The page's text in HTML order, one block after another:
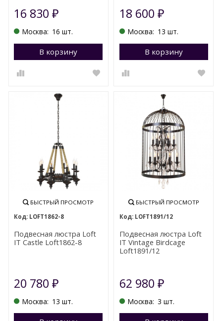
16 830₽
Москва: 16 шт.
В корзину Перейти в корзину
18 600 ₽
Москва: 13 шт.
В корзину
БЫСТРЫЙ ПРОСМОТР
LOFT1862-8
Подвесная люстра Loft
IT Castle Loft1862-8
20 780₽
Москва: 13 шт.
БЫСТРЫЙ ПРОСМОТР
LOFT1891/12
Подвесная люстра Loft
IT Vintage Birdcage
Loft1891/12
62 980 ₽
Москва: 3 шт.